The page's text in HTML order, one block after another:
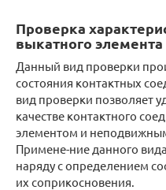
Проверка
выкатного
Данный вид проверки
состояния контактных
вид проверки позволяет
качестве контактного
элементом и
Примене-ние данного
наряду с определением
их соприкосновения.